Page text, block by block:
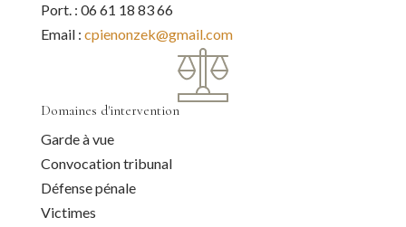
Port. : 06 61 18 83 66
Email : cpienonzek@gmail.com
Domaines d'intervention
Garde à vue
Convocation tribunal
Défense pénale
Victimes